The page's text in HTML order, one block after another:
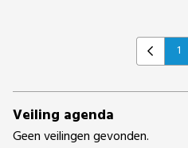
Previous
1
Veiling agenda
Geen veilingen gevonden.